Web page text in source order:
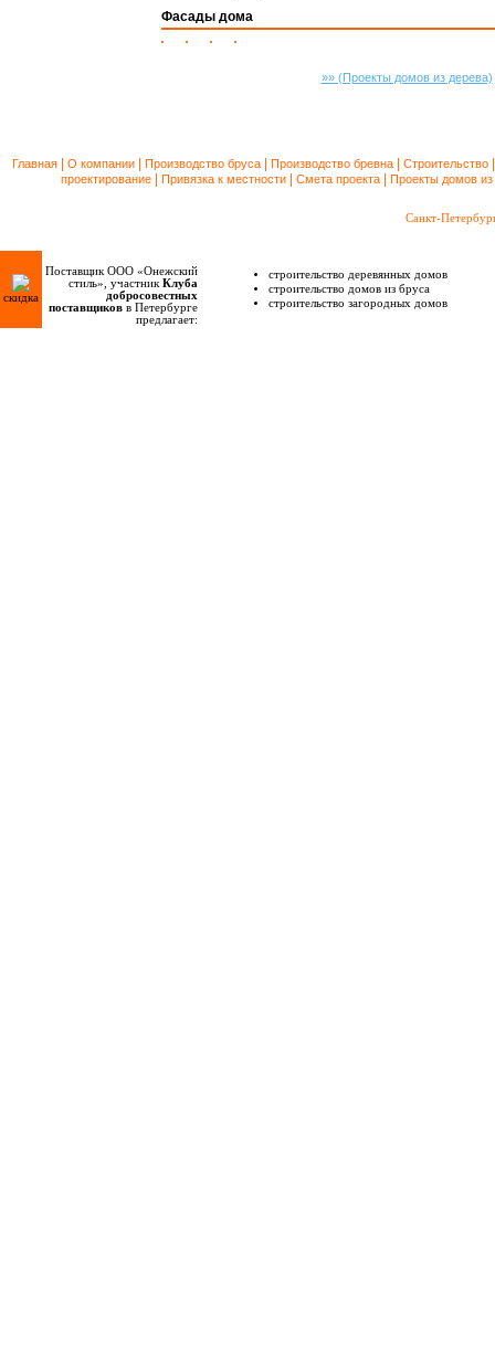
Фасады дома
»»(Проекты домов из дерева)
Главная| О компании| Производство бруса| Производство бревна| Строительство
проектирование| Привязка к местности| Смета проекта| Проекты домов из
Санкт-
скидка
Поставщик ООО «Онежский
стиль», участник Клуба
добросовестных
поставщиков в Петербурге
предлагает:
строительство деревянных домов
строительство домов из бруса
строительство загородных домов